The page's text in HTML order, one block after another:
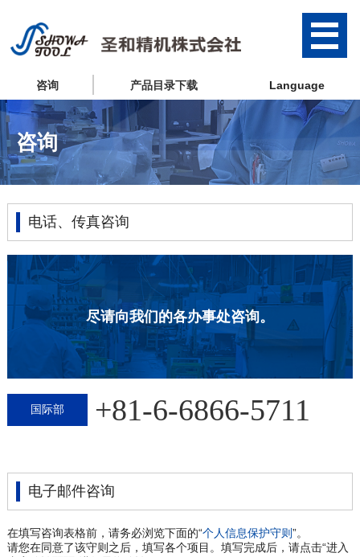
咨询 产品目录下载 Language
咨询
电话、传真咨询
尽请向我们的各办事处咨询。
国际部 +81-6-6866-5711
电子邮件咨询
在填写咨询表格前，请务必浏览下面的“个人信息保护守则”。
请您在同意了该守则之后，填写各个项目。填写完成后，请点击“进入